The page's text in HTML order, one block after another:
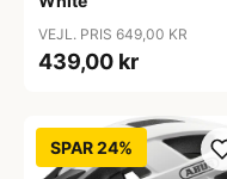
VEJL. PRIS 649,00 KR
439,00 kr
SPAR 24%